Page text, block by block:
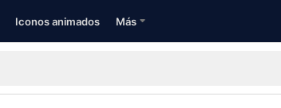
Iconos animados Más